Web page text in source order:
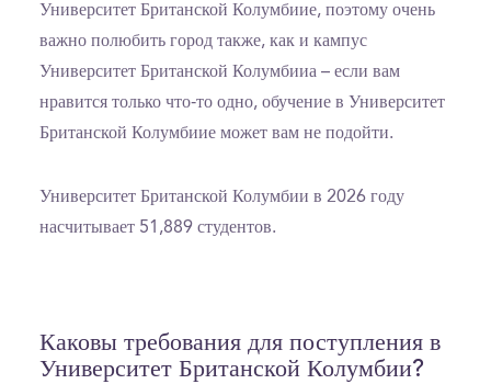
Университет Британской Колумбиие, поэтому очень
важно полюбить город также, как и кампус
Университет Британской Колумбииа – если вам
нравится только что-то одно, обучение в Университет
Британской Колумбиие может вам не подойти.
Университет Британской Колумбии в 2026 году
насчитывает 51,889 студентов.
Каковы требования для поступления в
Университет Британской Колумбии?